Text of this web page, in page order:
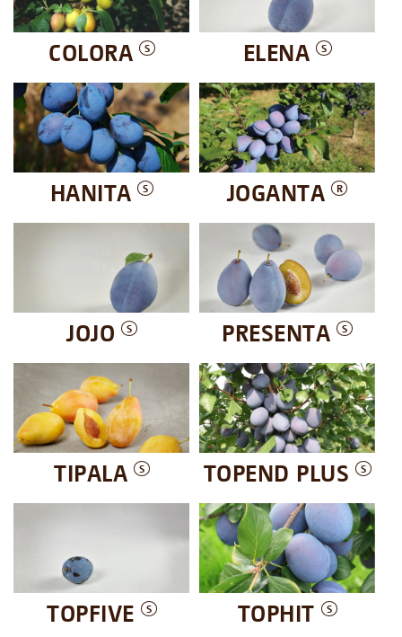
COLORA S ELENA S
HANITA S JOGANTA R
JOJO S PRESENTA S
TIPALA S TOPEND PLUS S
TOPFIVE S TOPHIT S